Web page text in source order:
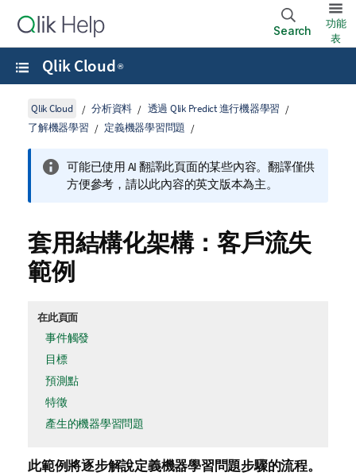
Search
功能
表
Qlik Cloud ®
Qlik Cloud 分析資料
透過 Qlik Predict 進行機器學習
了解機器學習
定義機器學習問題
可能已使用 AI 翻譯此頁面的某些內容。翻譯僅供
方便參考，請以此內容的英文版本為主。
套用結構化架構：客戶流失
範例
在此頁面
事件觸發
目標
預測點
特徵
產生的機器學習問題
此範例將逐步解說定義機器學習問題步驟的流程。